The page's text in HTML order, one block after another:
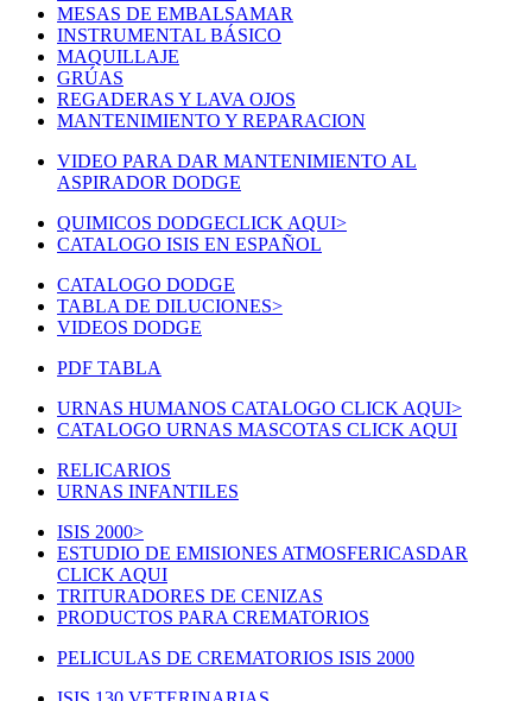
MESAS DE EMBALSAMAR
INSTRUMENTAL BÁSICO
MAQUILLAJE
GRÚAS
REGADERAS Y LAVA OJOS
MANTENIMIENTO Y REPARACION
VIDEO PARA DAR MANTENIMIENTO AL
ASPIRADOR DODGE
QUIMICOS DODGECLICK AQUI>
CATALOGO ISIS EN ESPAÑOL
CATALOGO DODGE
TABLA DE DILUCIONES>
VIDEOS DODGE
PDF TABLA
URNAS HUMANOS CATALOGO CLICK AQUI>
CATALOGO URNAS MASCOTAS CLICK AQUI
RELICARIOS
URNAS INFANTILES
ISIS 2000>
ESTUDIO DE EMISIONES ATMOSFERICASDAR
CLICK AQUI
TRITURADORES DE CENIZAS
PRODUCTOS PARA CREMATORIOS
PELICULAS DE CREMATORIOS ISIS 2000